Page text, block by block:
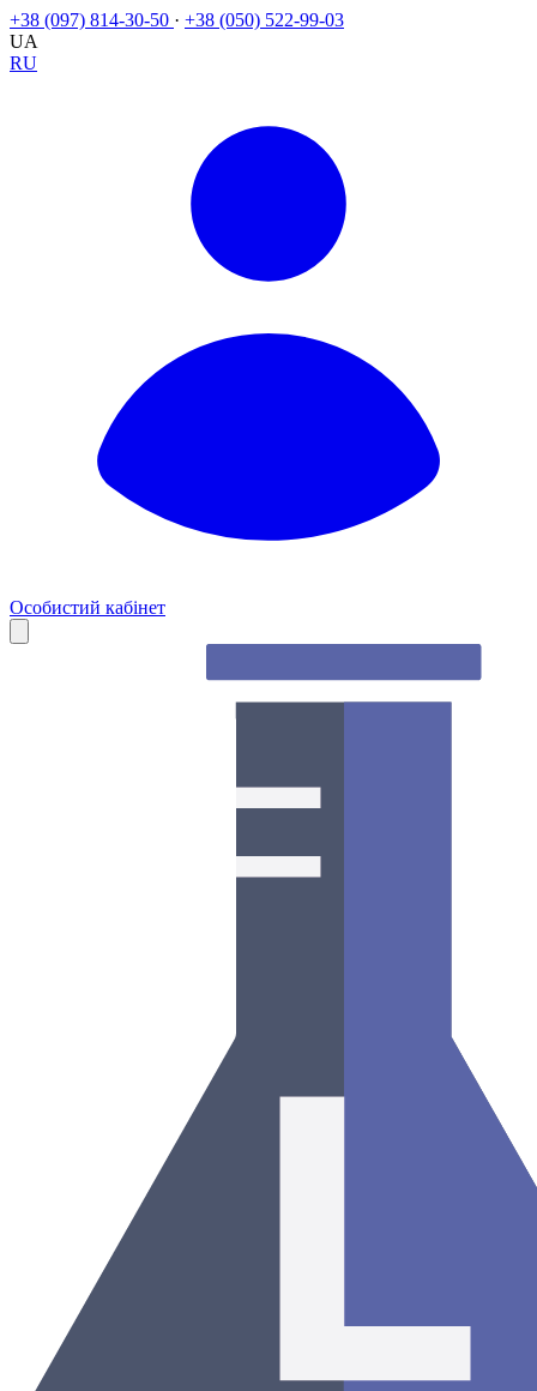
+38 (097) 814-30-50 · +38 (050) 522-99-03
UA
RU
Особистий кабінет